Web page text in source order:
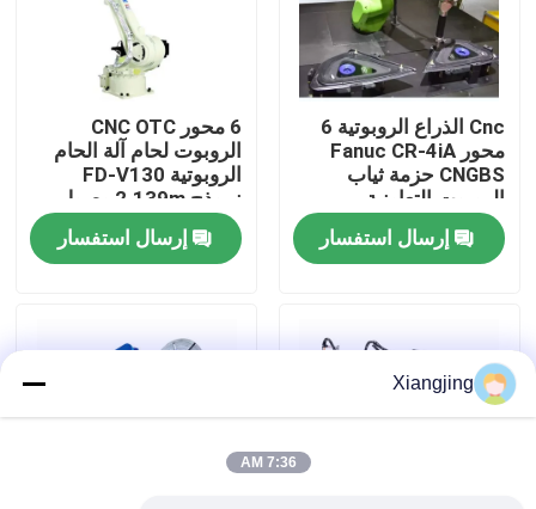
معلومات عنا
جولة في المعمل
رقابة جودة
اتصل بنا
مدونة
اطلب اقتباس
Cnc الذراع الروبوتية 6
محور Fanuc CR-4iA
CNGBS حزمة ثياب
الروبوت التعاونية
الروبوت لحام
إرسال استفسار
6 محور CNC OTC
الروبوت لحام آلة الحام
الروبوتية FD-V130
نموذج 2.139m وصول
إرسال استفسار
Xiangjing
7:36 AM